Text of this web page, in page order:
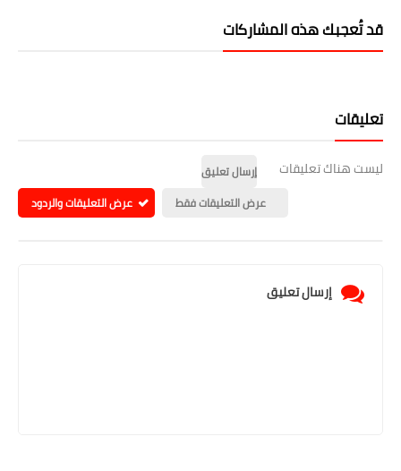
قد تُعجبك هذه المشاركات
تعليقات
ليست هناك تعليقات
إرسال تعليق
عرض التعليقات فقط
عرض التعليقات والردود
إرسال تعليق